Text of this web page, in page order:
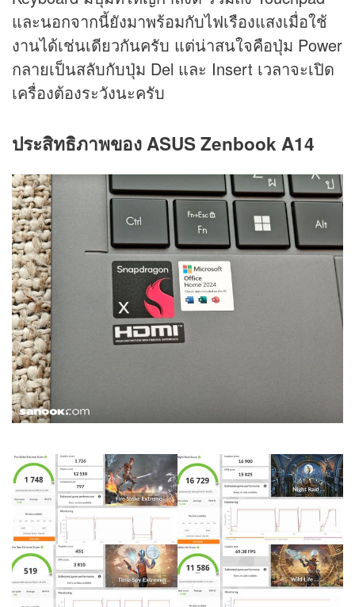
และนอกจากนี้ยังมาพร้อมกับไฟเรืองแสงเมื่อใช้
งานได้เช่นเดียวกันครับ แต่น่าสนใจคือปุ่ม Power
กลายเป็นสลับกับปุ่ม Del และ Insert เวลาจะเปิด
เครื่องต้องระวังนะครับ
ประสิทธิภาพของ ASUS Zenbook A14